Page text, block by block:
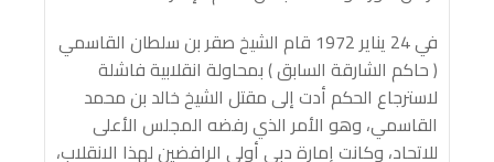
في 24 يناير 1972 قام الشيخ صقر بن سلطان القاسمي
( حاكم الشارقة السابق ) بمحاولة انقلابية فاشلة
لاسترجاع الحكم أدت إلى مقتل الشيخ خالد بن محمد
القاسمي، وهو الأمر الذي رفضه المجلس الأعلى
للاتحاد، وكانت إمارة دبي أولى الرافضين لهذا الانقلاب،